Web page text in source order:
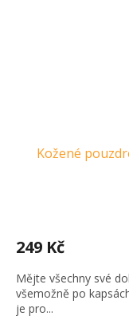
Kožené
249 Kč
Mějte všechny své
všemožně po
je pro...